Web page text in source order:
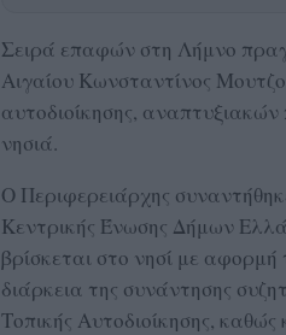
Σειρά επαφών στη Λήμνο
Αιγαίου Κωνσταντίνος
αυτοδιοίκησης,
νησιά.
Ο Περιφερειάρχης
Κεντρικής Ένωσης Δήμων
βρίσκεται στο νησί με
διάρκεια της συνάντησης
Τοπικής Αυτοδιοίκησης,